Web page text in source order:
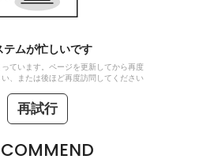
テムが忙しいです
ています。ページを更新してから再度
、または後ほど再度訪問してください
再試行